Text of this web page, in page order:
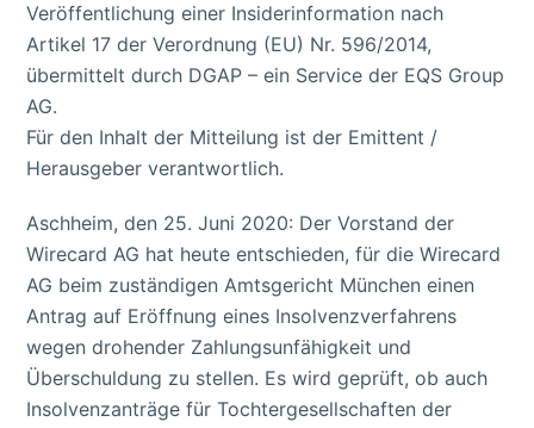
Veröffentlichung einer Insiderinformation nach
Artikel 17 der Verordnung (EU) Nr. 596/2014,
übermittelt durch DGAP – ein Service der EQS Group
AG.
Für den Inhalt der Mitteilung ist der Emittent /
Herausgeber verantwortlich.
Aschheim, den 25. Juni 2020: Der Vorstand der
Wirecard AG hat heute entschieden, für die Wirecard
AG beim zuständigen Amtsgericht München einen
Antrag auf Eröffnung eines Insolvenzverfahrens
wegen drohender Zahlungsunfähigkeit und
Überschuldung zu stellen. Es wird geprüft, ob auch
Insolvenzanträge für Tochtergesellschaften der